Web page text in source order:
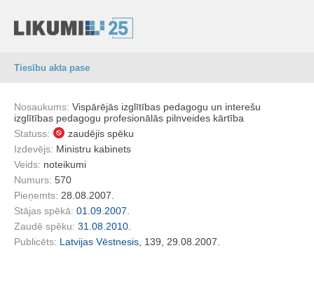
Tiesību akta pase
Nosaukums: Vispārējās izglītības pedagogu un interešu
izglītības pedagogu profesionālās pilnveides kārtība
Statuss:
zaudējis spēku
Izdevējs: Ministru kabinets
Veids: noteikumi
Numurs: 570
Pieņemts: 28.08.2007.
Stājas spēkā: 01.09.2007.
Zaudē spēku: 31.08.2010.
Publicēts: Latvijas Vēstnesis , 139, 29.08.2007.